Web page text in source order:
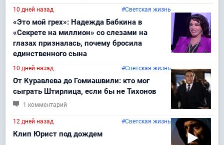
10 дней назад #Светская жизнь
«Это мой грех»: Надежда Бабкина в
«Секрете на миллион» со слезами на
глазах призналась, почему бросила
единственного сына
10 дней назад #Светская жизнь
От Куравлева до Гомиашвили: кто мог
сыграть Штирлица, если бы не Тихонов
1 комментарий
12 дней назад #Светская жизнь
Клип Юрист под дождем